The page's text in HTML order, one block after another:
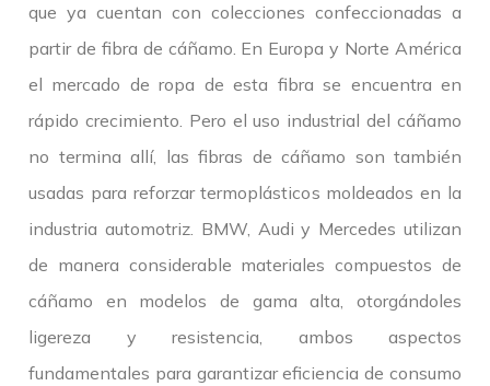
que ya cuentan con colecciones confeccionadas a
partir de fibra de cáñamo. En Europa y Norte América
el mercado de ropa de esta fibra se encuentra en
rápido crecimiento. Pero el uso industrial del cáñamo
no termina allí, las fibras de cáñamo son también
usadas para reforzar termoplásticos moldeados en la
industria automotriz. BMW, Audi y Mercedes utilizan
de manera considerable materiales compuestos de
cáñamo en modelos de gama alta, otorgándoles
ligereza y resistencia, ambos aspectos
fundamentales para garantizar eficiencia de consumo